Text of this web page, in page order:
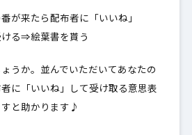
が来たら配布者に「いいね」
る⇒絵葉書を貰う
うか。並んでいただいてあなたの
に「いいね」して受け取る意思表
すと助かります♪